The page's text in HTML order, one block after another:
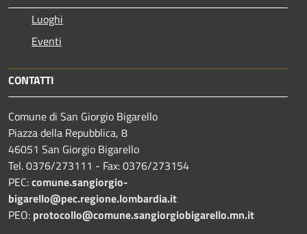
Luoghi
Eventi
CONTATTI
Comune di San Giorgio Bigarello
Piazza della Repubblica, 8
46051 San Giorgio Bigarello
Tel. 0376/273111 - Fax: 0376/273154
PEC:comune.sangiorgio-
bigarello@pec.regione.lombardia.it
PEO: protocollo@comune.sangiorgiobigarello.mn.it